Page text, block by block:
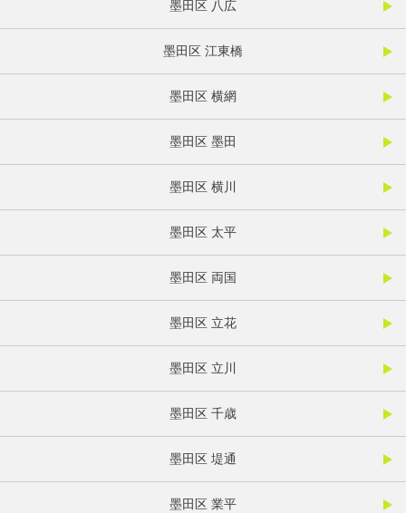
墨田区 八広
墨田区 江東橋
墨田区 横網
墨田区 墨田
墨田区 横川
墨田区 太平
墨田区 両国
墨田区 立花
墨田区 立川
墨田区 千歳
墨田区 堤通
墨田区 業平